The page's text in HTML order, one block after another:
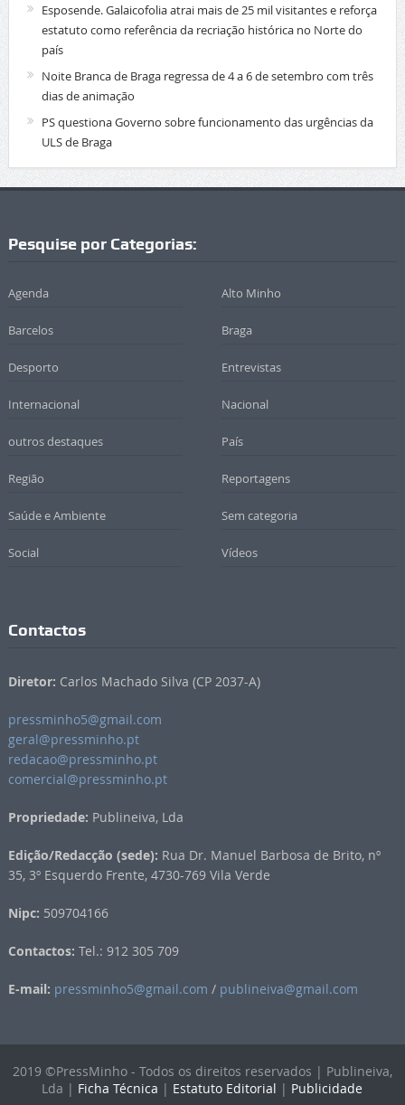
Esposende. Galaicofolia atrai mais de 25 mil visitantes e reforça
estatuto como referência da recriação histórica no Norte do
país
Noite Branca de Braga regressa de 4 a 6 de setembro com três
dias de animação
PS questiona Governo sobre funcionamento das urgências da
ULS de Braga
Pesquise por Categorias:
Agenda Alto Minho
Barcelos Braga
Desporto Entrevistas
Internacional Nacional
outros destaques País
Região Reportagens
Saúde e Ambiente Sem categoria
Social Vídeos
Contactos
Diretor: Carlos Machado Silva (CP 2037-A)
pressminho5@gmail.com
geral@pressminho.pt
redacao@pressminho.pt
comercial@pressminho.pt
Propriedade: Publineiva, Lda
Edição/Redacção (sede): Rua Dr. Manuel Barbosa de Brito, nº
35, 3º Esquerdo Frente, 4730-769 Vila Verde
Nipc: 509704166
Contactos: Tel.: 912 305 709
E-mail: pressminho5@gmail.com / publineiva@gmail.com
2019 ©PressMinho - Todos os direitos reservados | Publineiva,
Lda | Ficha Técnica | Estatuto Editorial | Publicidade